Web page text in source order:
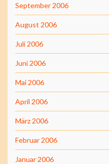
September 2006
August 2006
Juli 2006
Juni 2006
Mai 2006
April 2006
März 2006
Februar 2006
Januar 2006